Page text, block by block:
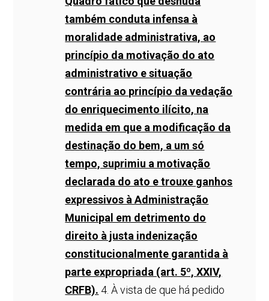
também conduta infensa à
moralidade administrativa, ao
princípio da motivação do ato
administrativo e situação
contrária ao princípio da vedação
do enriquecimento ilícito, na
medida em que a modificação da
destinação do bem, a um só
tempo, suprimiu a motivação
declarada do ato e trouxe ganhos
expressivos à Administração
Municipal em detrimento do
direito à justa indenização
constitucionalmente garantida à
parte expropriada (art. 5º, XXIV,
CRFB). 4. À vista de que há pedido